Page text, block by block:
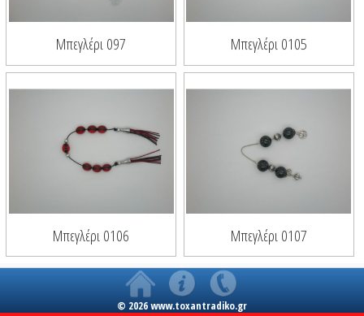
Mπεγλέρι 097 Μπεγλέρι 0105
Μπεγλέρι 0106 Μπεγλέρι 0107
© 2026 www.toxantradiko.gr